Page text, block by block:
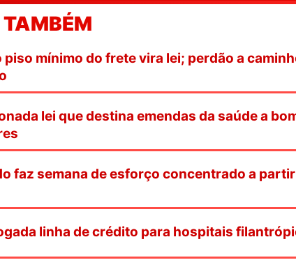
piso mínimo do frete vira lei; perdão a
lei que destina emendas da saúde a
faz semana de esforço concentrado a
linha de crédito para hospitais